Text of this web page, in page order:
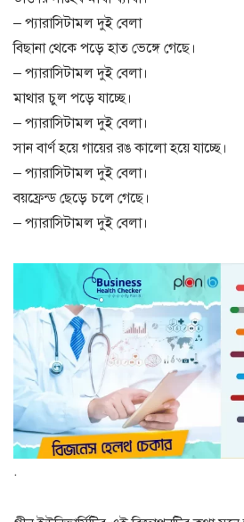
– প্যারাসিটামল দুই বেলা
বিছানা থেকে পড়ে হাত ভেঙ্গে গেছে।
– প্যারাসিটামল দুই বেলা।
মাথার চুল পড়ে যাচ্ছে।
– প্যারাসিটামল দুই বেলা।
সান বার্ণ হয়ে গায়ের রঙ কালো হয়ে যাচ্ছে।
– প্যারাসিটামল দুই বেলা।
বয়ফ্রেন্ড ছেড়ে চলে গেছে।
– প্যারাসিটামল দুই বেলা।
.